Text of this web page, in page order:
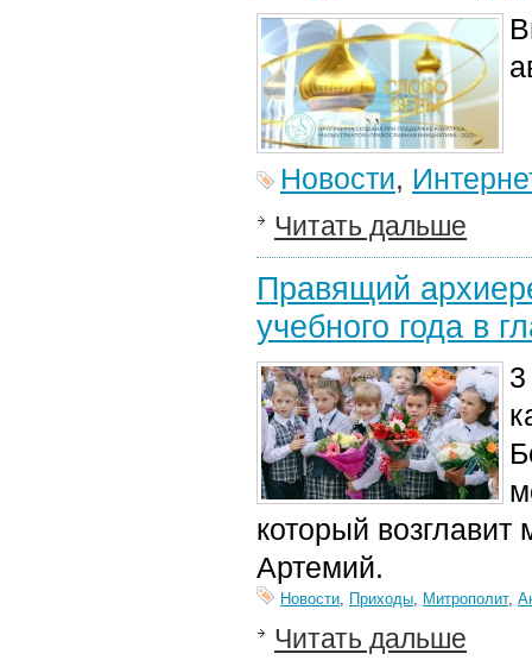
Новости,
Читать дальше
Правящий
учебного года в
который
Артемий.
Новости, Приходы, Митрополит,
Читать дальше